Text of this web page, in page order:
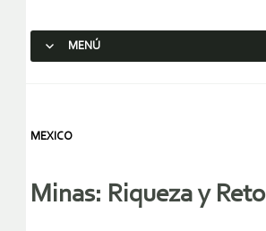
MENÚ
MEXICO
Minas: Riqueza y Reto